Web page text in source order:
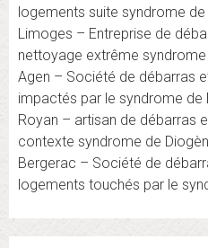
logements suite syndrome de
Limoges – Entreprise de
nettoyage extrême
Agen – Société de débarras
impactés par le syndrome de
Royan – artisan de débarras
contexte syndrome de
Bergerac – Société de
logements touchés par le